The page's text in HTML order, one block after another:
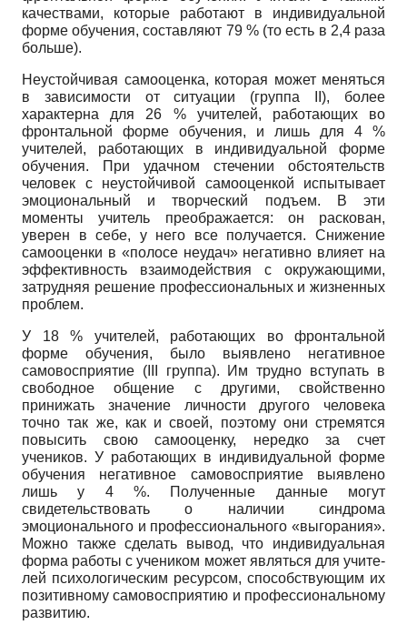
качествами, которые работают в индивидуальной
форме обучения, составляют 79 % (то есть в 2,4 раза
больше).
Неустойчивая самооценка, которая может меняться
в зависимости от ситуации (группа II), более
характерна для 26 % учителей, работаю­щих во
фронтальной форме обучения, и лишь для 4 %
учителей, работающих в индивидуаль­ной форме
обучения. При удачном стечении об­стоятельств
человек с неустойчивой самооцен­кой испытывает
эмоциональный и творческий подъем. В эти
моменты учитель преображает­ся: он раскован,
уверен в себе, у него все по­лучается. Снижение
самооценки в «полосе не­удач» негативно влияет на
эффективность вза­имодействия с окружающими,
затрудняя реше­ние профессиональных и жизненных
проблем.
У 18 % учителей, работающих во фрон­тальной
форме обучения, было выявлено не­гативное
самовосприятие (III группа). Им труд­но вступать в
свободное общение с другими, свойственно
принижать значение личности другого человека
точно так же, как и своей, поэтому они стремятся
повысить свою само­оценку, нередко за счет
учеников. У работаю­щих в индивидуальной форме
обучения нега­тивное самовосприятие выявлено
лишь у 4 %. Полученные данные могут
свидетельствовать о наличии синдрома
эмоционального и про­фессионального «выгорания».
Можно также сделать вывод, что индивидуальная
форма работы с учеником может являться для учите­
лей психологическим ресурсом, способствую­щим их
позитивному самовосприятию и про­фессиональному
развитию.